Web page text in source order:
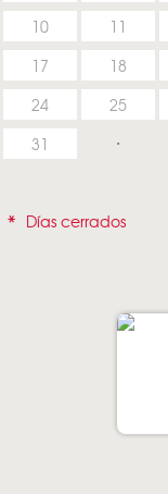
10 11
17 18
24 25
31
* Días cerrados